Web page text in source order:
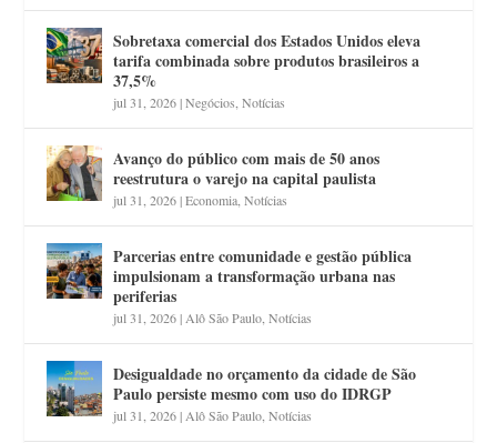
Sobretaxa comercial dos Estados Unidos eleva
tarifa combinada sobre produtos brasileiros a
37,5%
jul 31, 2026|Negócios ,Notícias
Avanço do público com mais de 50 anos
reestrutura o varejo na capital paulista
jul 31, 2026|Economia ,Notícias
Parcerias entre comunidade e gestão pública
impulsionam a transformação urbana nas
periferias
jul 31, 2026| Alô São Paulo ,Notícias
Desigualdade no orçamento da cidade de São
Paulo persiste mesmo com uso do IDRGP
jul 31, 2026| Alô São Paulo ,Notícias